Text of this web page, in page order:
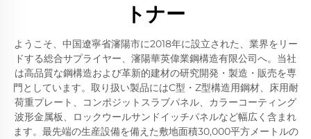
トナー
ようこそ、中国遼寧省瀋陽市に2018年に設立された、業界をリー
ドする総合サプライヤー、瀋陽華英偉業鋼構造有限公司へ。当社
は高品質な鋼構造および革新的建材の研究開発・製造・販売を専
門としています。取り扱い製品にはC型・Z型構造用鋼材、床用耐
荷重プレート、コンポジットスラブパネル、カラーコーティング
波形金属板、ロックウールサンドイッチパネルなど幅広く含まれ
ます。最先端の生産設備を備えた敷地面積30,000平方メートルの